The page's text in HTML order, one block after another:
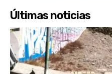
Últimas noticias